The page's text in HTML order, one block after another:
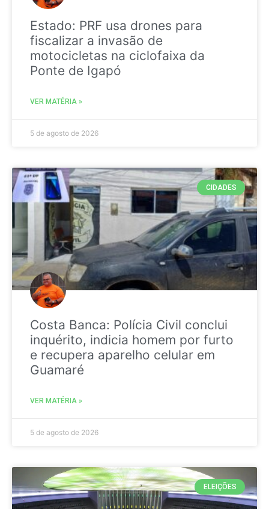
Estado: PRF usa drones para
fiscalizar a invasão de
motocicletas na ciclofaixa da
Ponte de Igapó
VER MATÉRIA »
5 de agosto de 2026
CIDADES
Costa Banca: Polícia Civil conclui
inquérito, indicia homem por furto
e recupera aparelho celular em
Guamaré
VER MATÉRIA »
5 de agosto de 2026
ELEIÇÕES